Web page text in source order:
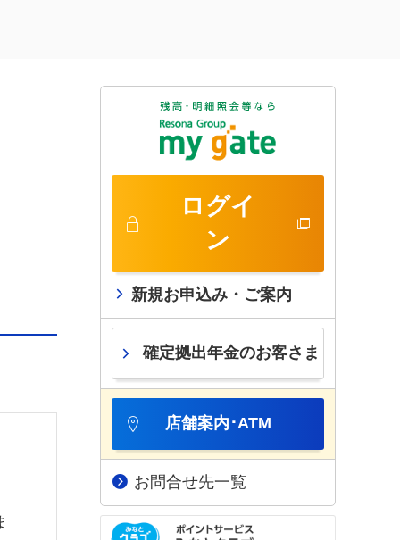
ログイ
ン
新規お申込み・ご案内
確定拠出年金のお客さま
店舗案内･ATM
お問合せ先一覧